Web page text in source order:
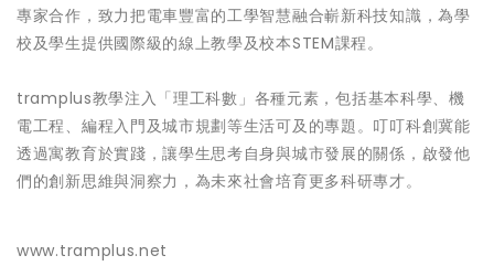
專家合作，致力把電車豐富的工學智慧融合嶄新科技知識，為學
校及學生提供國際級的線上教學及校本STEM課程。
tramplus教學注入「理工科數」各種元素，包括基本科學、機
電工程、編程入門及城市規劃等生活可及的專題。叮叮科創冀能
透過寓教育於實踐，讓學生思考自身與城市發展的關係，啟發他
們的創新思維與洞察力，為未來社會培育更多科研專才。
www.tramplus.net